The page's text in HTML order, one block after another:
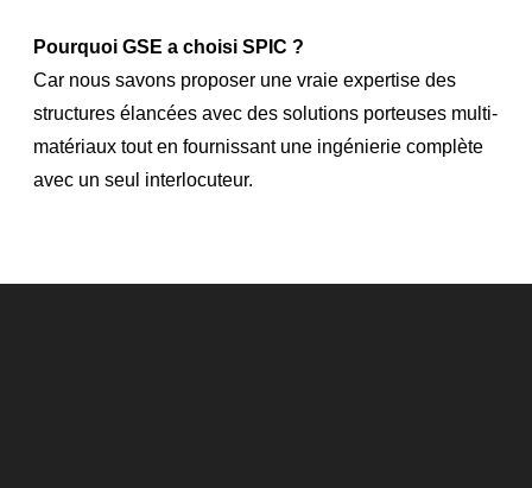
Pourquoi GSE a choisi SPIC ?
Car nous savons proposer une vraie expertise des
structures élancées avec des solutions porteuses multi-
matériaux tout en fournissant une ingénierie complète
avec un seul interlocuteur.